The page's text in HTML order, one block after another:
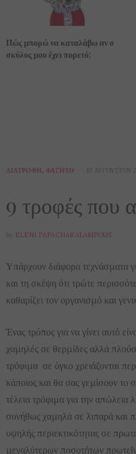
Πώς μπορώ να καταλάβω αν ο
σκύλος μου έχει πυρετό;
ΔΙΑΤΡΟΦΉ, ΦΑΓΗΤΌ 13 ΑΥΓΟΎΣΤΟΥ
9 τροφές που
by ELENI PAPACHARALAMPOUS
Υπάρχουν διάφορα τεχνάσματα
και τη σκέψη ότι τρώτε
καθαρίζει τον οργανισμό και
Ένας τρόπος για να γίνει αυτό
χαμηλές σε θερμίδες αλλά
τρόφιμα σε όγκο χρειάζονται
κάποιος και θα σας γεμίσουν το
τέλεια τρόφιμα για την απώλεια
συνήθως χαμηλά σε λιπαρά και
υψηλής περιεκτικότητας σε
μεγαλύτερων ποσοτήτων